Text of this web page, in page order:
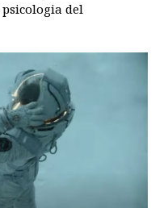
del